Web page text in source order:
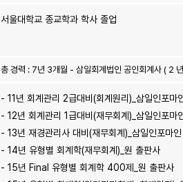
서울대학교 종교학과 학사 졸업
총 경력 : 7년 3개월 - 삼일회계법인 공인회계사 ( 2
- 11년 회계관리 2급대비(회계원리)_삼일인포마
- 12년 회계관리 1급대비(재무회계)_삼일인포마
- 13년 재경관리사 대비(재무회계)_삼일인포마인
- 14년 유형별 회계학(재무회계)_원 출판사
- 15년 Final 유형별 회계학 400제_원 출판사